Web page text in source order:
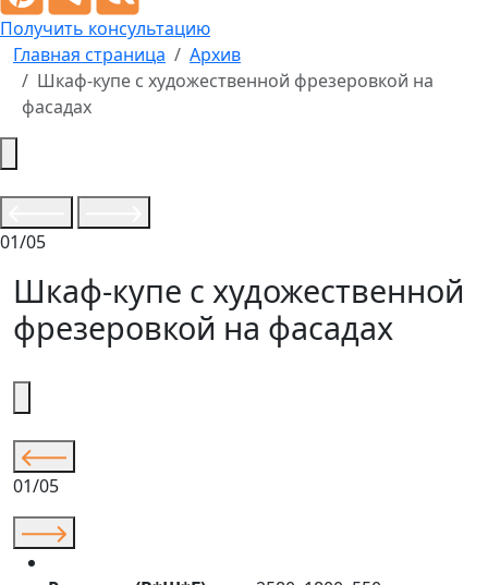
Получить консультацию
Главная страница
Архив
Шкаф-купе с художественной фрезеровкой на
фасадах
01/05
Шкаф-купе с художественной
фрезеровкой на фасадах
01/05